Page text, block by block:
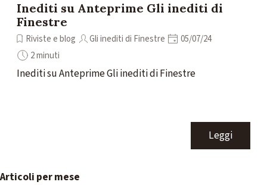
Inediti su Anteprime Gli inediti di
Finestre
Riviste e blog Gli inediti di Finestre
05/07/24
2 minuti
Inediti su Anteprime Gli inediti di Finestre
Leggi
Salta blocco Articoli per mese
Articoli per mese